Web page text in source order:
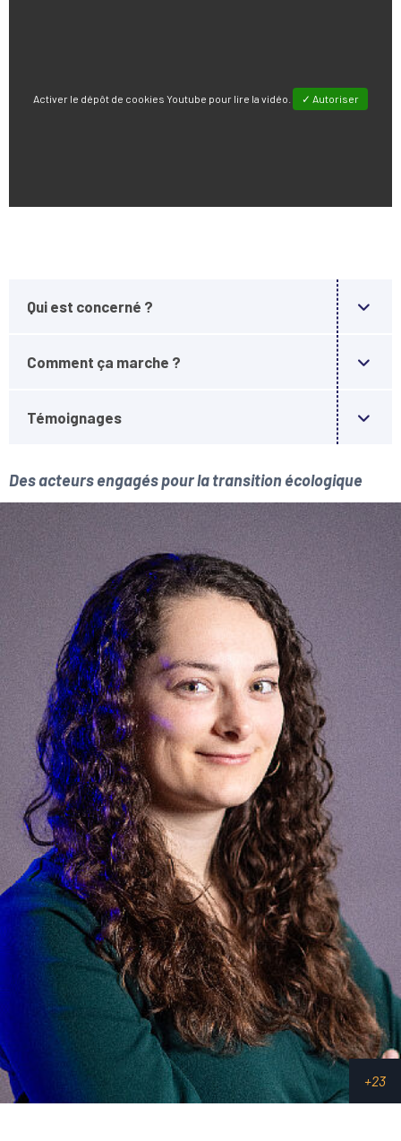
Activer le dépôt de cookies Youtube pour lire la vidéo. ✓ Autoriser
Qui est concerné ?
Comment ça marche ?
Témoignages
Des acteurs engagés pour la transition écologique